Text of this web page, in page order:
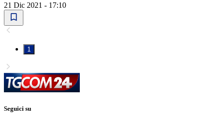
21 Dic 2021 - 17:10
1
Seguici su